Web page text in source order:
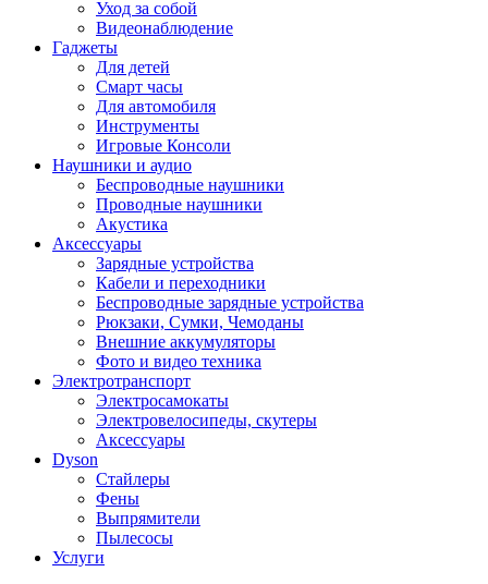
Уход за собой
Видеонаблюдение
Гаджеты
Для детей
Смарт часы
Для автомобиля
Инструменты
Игровые Консоли
Наушники и аудио
Беспроводные наушники
Проводные наушники
Акустика
Аксессуары
Зарядные устройства
Кабели и переходники
Беспроводные зарядные устройства
Рюкзаки, Сумки, Чемоданы
Внешние аккумуляторы
Фото и видео техника
Электротранспорт
Электросамокаты
Электровелосипеды, скутеры
Аксессуары
Dyson
Стайлеры
Фены
Выпрямители
Пылесосы
Услуги